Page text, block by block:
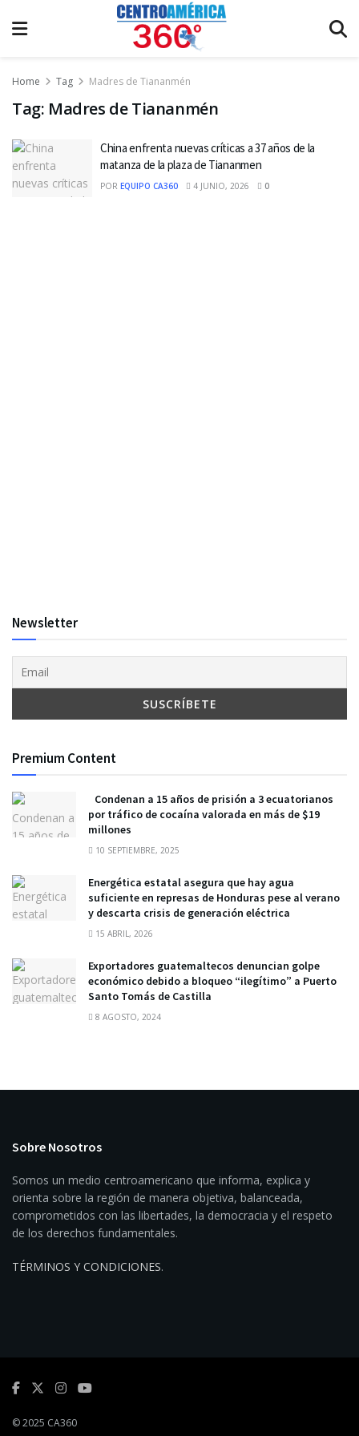
Home Tag Madres de Tiananmén
Tag: Madres de Tiananmén
China enfrenta nuevas críticas a 37 años de la
matanza de la plaza de Tiananmen
POR EQUIPO CA360 4 JUNIO, 2026 0
Newsletter
Premium Content
Condenan a 15 años de prisión a 3 ecuatorianos
por tráfico de cocaína valorada en más de $19
millones
10 SEPTIEMBRE, 2025
Energética estatal asegura que hay agua
suficiente en represas de Honduras pese al verano
y descarta crisis de generación eléctrica
15 ABRIL, 2026
Exportadores guatemaltecos denuncian golpe
económico debido a bloqueo “ilegítimo” a Puerto
Santo Tomás de Castilla
8 AGOSTO, 2024
Sobre Nosotros
Somos un medio centroamericano que informa, explica y
orienta sobre la región de manera objetiva, balanceada,
comprometidos con las libertades, la democracia y el respeto
de los derechos fundamentales.
TÉRMINOS Y CONDICIONES.
© 2025 CA360